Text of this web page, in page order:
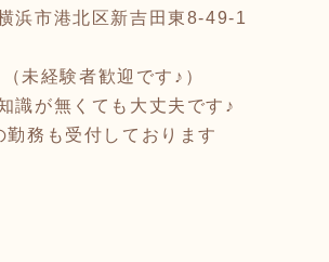
浜市港北区新吉田東8-49-1
未経験者歓迎です♪）
識が無くても大丈夫です♪
務も受付しております